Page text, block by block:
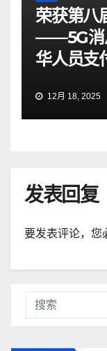
荣获第八
——5G消
华人员支
12月 18, 2025
发表回复
要发表评论，您